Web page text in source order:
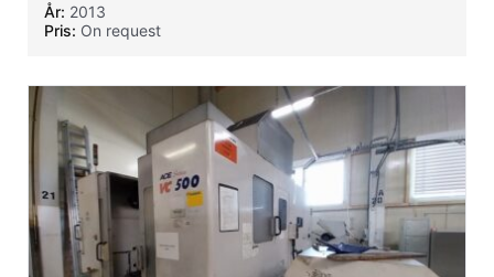
År: 2013
Pris: On request